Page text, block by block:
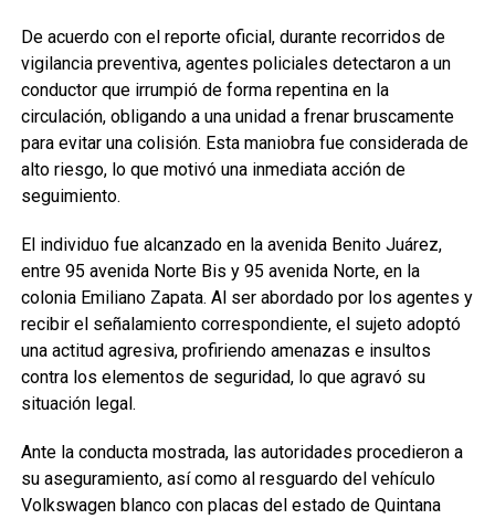
De acuerdo con el reporte oficial, durante recorridos de
vigilancia preventiva, agentes policiales detectaron a un
conductor que irrumpió de forma repentina en la
circulación, obligando a una unidad a frenar bruscamente
para evitar una colisión. Esta maniobra fue considerada de
alto riesgo, lo que motivó una inmediata acción de
seguimiento.
El individuo fue alcanzado en la avenida Benito Juárez,
entre 95 avenida Norte Bis y 95 avenida Norte, en la
colonia Emiliano Zapata. Al ser abordado por los agentes y
recibir el señalamiento correspondiente, el sujeto adoptó
una actitud agresiva, profiriendo amenazas e insultos
contra los elementos de seguridad, lo que agravó su
situación legal.
Ante la conducta mostrada, las autoridades procedieron a
su aseguramiento, así como al resguardo del vehículo
Volkswagen blanco con placas del estado de Quintana